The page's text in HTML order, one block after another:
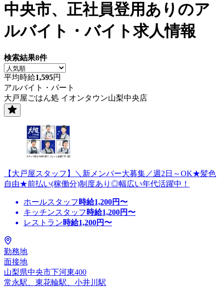
中央市、正社員登用あり のア
ルバイト・バイト求人情報
検索結果8件
平均時給1,595円
アルバイト・パート
大戸屋ごはん処 イオンタウン山梨中央店
【大戸屋スタッフ】＼新メンバー大募集／週2日～OK★髪色
自由★前払い(稼働分)制度あり◎幅広い年代活躍中！
ホールスタッフ 時給1,200円〜
キッチンスタッフ 時給1,200円〜
レストラン時給1,200円〜
勤務地
面接地
山梨県中央市下河東400
常永駅、東花輪駅、小井川駅